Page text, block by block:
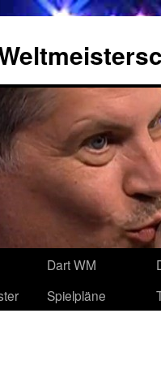
Dart WM
Spielpläne